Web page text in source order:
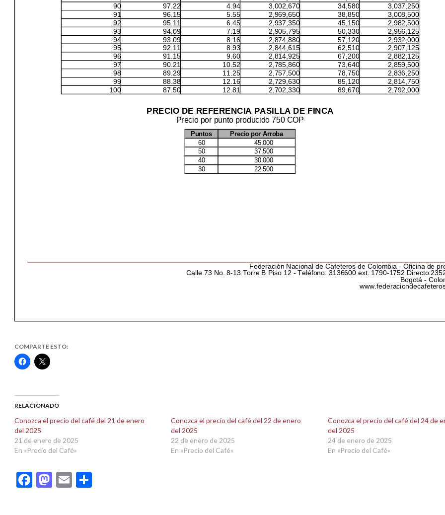
COMPARTE ESTO:
Haz
clic
(Se
abre
una
ventana
nueva)
Haz
clic
(Se
abre
una
ventana
RELACIONADO
Conozca el precio del café del 21 de enero
del 2025
21 de enero de 2025
En «Precio del Café»
Conozca el precio del café del 22 de enero
del 2025
22 de enero de 2025
En «Precio del Café»
Conozca el precio del café del 24 de
del 2025
24 de enero de 2025
En «Precio del Café»
Facebook
Mastodon
Email